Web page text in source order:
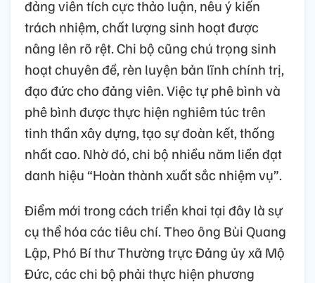
đảng viên tích cực thảo luận, nêu ý kiến
trách nhiệm, chất lượng sinh hoạt được
nâng lên rõ rệt. Chi bộ cũng chú trọng sinh
hoạt chuyên đề, rèn luyện bản lĩnh chính trị,
đạo đức cho đảng viên. Việc tự phê bình và
phê bình được thực hiện nghiêm túc trên
tinh thần xây dựng, tạo sự đoàn kết, thống
nhất cao. Nhờ đó, chi bộ nhiều năm liền đạt
danh hiệu “Hoàn thành xuất sắc nhiệm vụ”.
Điểm mới trong cách triển khai tại đây là sự
cụ thể hóa các tiêu chí. Theo ông Bùi Quang
Lập, Phó Bí thư Thường trực Đảng ủy xã Mộ
Đức, các chi bộ phải thực hiện phương